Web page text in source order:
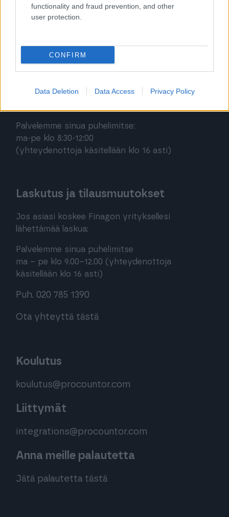
functionality and fraud prevention, and other
user protection.
CONFIRM
Data Deletion Data Access Privacy Policy
Finago Sign
Asiakaspalvelu
Palvelemme sinua puhelimitse:
ma-pe klo 8:30-12:00
(yhteydenottoja käsitellään klo 16 asti)
Laskutus ja tilausmuutokset
Jos asiasi koskee Finagon yrityksellesi
lähettämää laskua:
Palvelemme sinua puhelimitse
ma – pe klo 9.00–12.00 (yhteydenottoja
käsitellään klo 16 asti)
Puh. 020 785 1390
Ota yhteyttä tästä
Koulutus
koulutus@procountor.com
Liittymät
integrations@procountor.com
Anna meille palautetta
Jätä palautetta tästä